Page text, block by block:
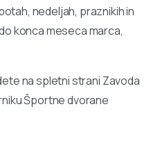
nedeljah, praznikih in
konca meseca marca,
na spletni strani Zavoda
Športne dvorane